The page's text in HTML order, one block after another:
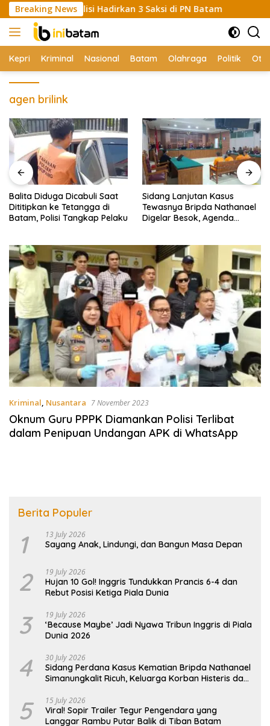
Skip
to
content
Breaking News
Polisi Hadirkan 3 Saksi di PN Batam
Kepri Kriminal Nasional Batam Olahraga Politik
agen brilink
Balita Diduga Dicabuli Saat
Dititipkan ke Tetangga di
Batam, Polisi Tangkap Pelaku
Sidang Lanjutan Kasus
Tewasnya Bripda Nathanael
Digelar Besok, Agenda
Kriminal, Nusantara 7 November 2023
Oknum Guru PPPK Diamankan Polisi Terlibat
dalam Penipuan Undangan APK di WhatsApp
Berita Populer
1 13 July 2026
Sayang Anak, Lindungi, dan Bangun Masa Depan
2 19 July 2026
Hujan 10 Gol! Inggris Tundukkan Prancis 6-4 dan
Rebut Posisi Ketiga Piala Dunia
3 19 July 2026
‘Because Maybe’ Jadi Nyawa Tribun Inggris di Piala
Dunia 2026
4 30 July 2026
Sidang Perdana Kasus Kematian Bripda Nathanael
Simanungkalit Ricuh, Keluarga Korban Histeris dan
5 15 July 2026
Viral! Sopir Trailer Tegur Pengendara yang
Langgar Rambu Putar Balik di Tiban Batam